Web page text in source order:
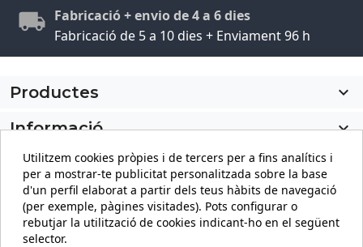
Fabricació + envio de 4 a 6 dies
Fabricació de 5 a 10 dies + Enviament 96 h
Productes

Informació

El meu compte
Informació sobre la botiga
keyboard_arrow_down
Utilitzem cookies pròpies i de tercers per a fins analítics i
per a mostrar-te publicitat personalitzada sobre la base
d'un perfil elaborat a partir dels teus hàbits de navegació
(per exemple, pàgines visitades). Pots configurar o
rebutjar la utilització de cookies indicant-ho en el següent
selector.